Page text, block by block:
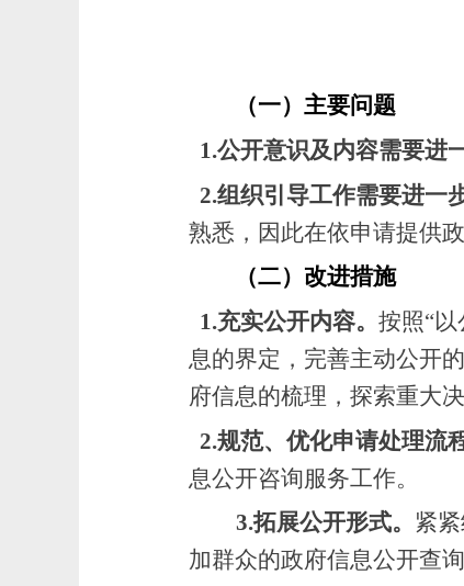
（一）主要问题
1.公开意识及内容需要进
2.组织引导工作需要进一
熟悉，因此在依申请提供
（二）改进措施
1.充实公开内容。 按照“
息的界定，完善主动公开
府信息的梳理，探索重大
2.规范、优化申请处理流
息公开咨询服务工作。
3.拓展公开形式。 紧
加群众的政府信息公开查